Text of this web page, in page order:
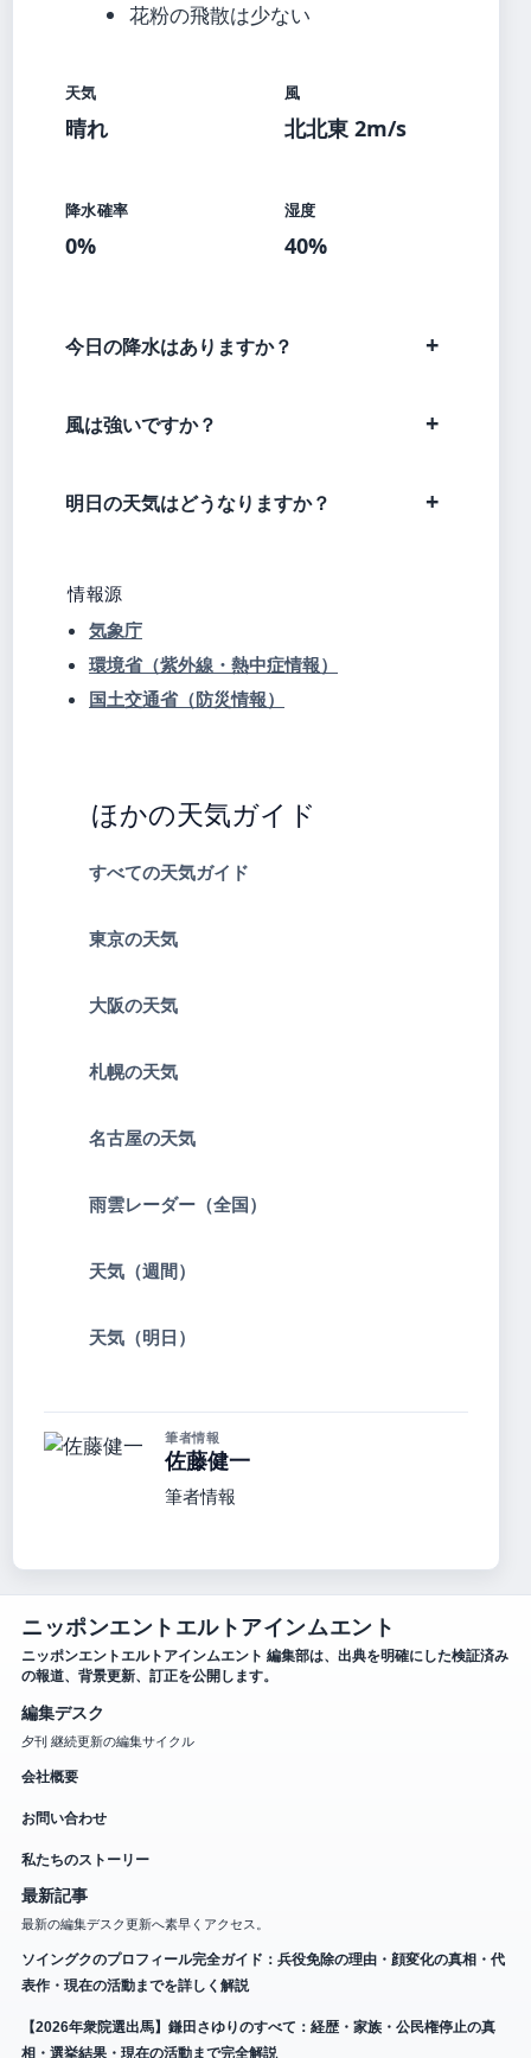
花粉の飛散は少ない
天気
晴れ
風
北北東 2m/s
降水確率
0%
湿度
40%
今日の降水はありますか？
風は強いですか？
明日の天気はどうなりますか？
情報源
気象庁
環境省（紫外線・熱中症情報）
国土交通省（防災情報）
ほかの天気ガイド
すべての天気ガイド
東京の天気
大阪の天気
札幌の天気
名古屋の天気
雨雲レーダー（全国）
天気（週間）
天気（明日）
筆者情報
佐藤健一
筆者情報
ニッポンエントエルトアインムエント
ニッポンエントエルトアインムエント 編集部は、出典を明確にした検証済み
の報道、背景更新、訂正を公開します。
編集デスク
夕刊 継続更新の編集サイクル
会社概要
お問い合わせ
私たちのストーリー
最新記事
最新の編集デスク更新へ素早くアクセス。
ソイングクのプロフィール完全ガイド：兵役免除の理由・顔変化の真相・代
表作・現在の活動までを詳しく解説
【2026年衆院選出馬】鎌田さゆりのすべて：経歴・家族・公民権停止の真
相・選挙結果・現在の活動まで完全解説